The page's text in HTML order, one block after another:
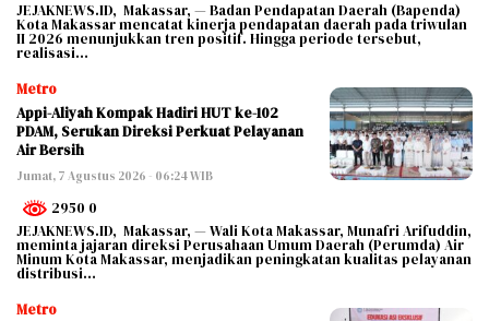
JEJAKNEWS.ID, Makassar, — Badan Pendapatan Daerah (Bapenda)
Kota Makassar mencatat kinerja pendapatan daerah pada triwulan
II 2026 menunjukkan tren positif. Hingga periode tersebut,
realisasi…
Metro
Appi-Aliyah Kompak Hadiri HUT ke-102
PDAM, Serukan Direksi Perkuat Pelayanan
Air Bersih
Jumat, 7 Agustus 2026 - 06:24 WIB
2950 0
JEJAKNEWS.ID, Makassar, — Wali Kota Makassar, Munafri Arifuddin,
meminta jajaran direksi Perusahaan Umum Daerah (Perumda) Air
Minum Kota Makassar, menjadikan peningkatan kualitas pelayanan
distribusi…
Metro